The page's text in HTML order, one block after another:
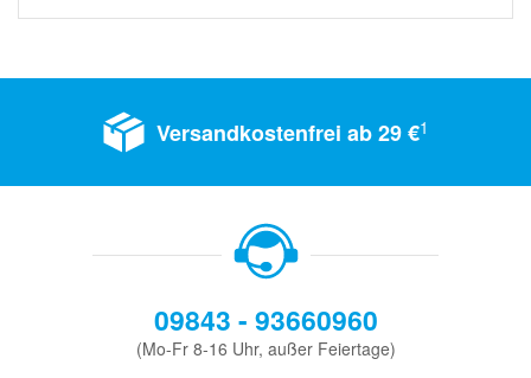
Versandkostenfrei ab 29 €1
09843 - 93660960
(Mo-Fr 8-16 Uhr, außer Feiertage)